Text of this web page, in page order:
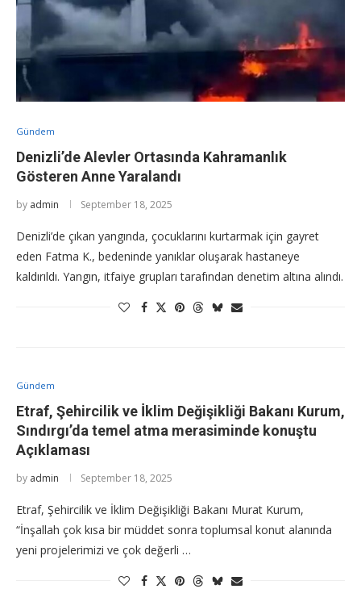
Gündem
Denizli’de Alevler Ortasında Kahramanlık
Gösteren Anne Yaralandı
by admin September 18, 2025
Denizli’de çıkan yangında, çocuklarını kurtarmak için gayret
eden Fatma K., bedeninde yanıklar oluşarak hastaneye
kaldırıldı. Yangın, itfaiye grupları tarafından denetim altına alındı.
Gündem
Etraf, Şehircilik ve İklim Değişikliği Bakanı Kurum,
Sındırgı’da temel atma merasiminde konuştu
Açıklaması
by admin September 18, 2025
Etraf, Şehircilik ve İklim Değişikliği Bakanı Murat Kurum,
“İnşallah çok kısa bir müddet sonra toplumsal konut alanında
yeni projelerimizi ve çok değerli …